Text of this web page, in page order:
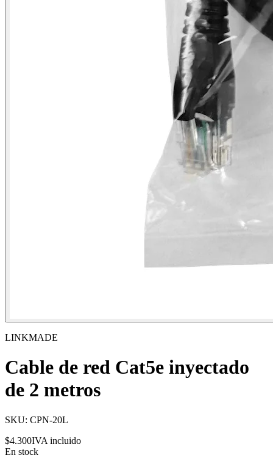
LINKMADE
Cable de red Cat5e inyectado
de 2 metros
SKU: CPN-20L
$4.300IVA incluido
En stock